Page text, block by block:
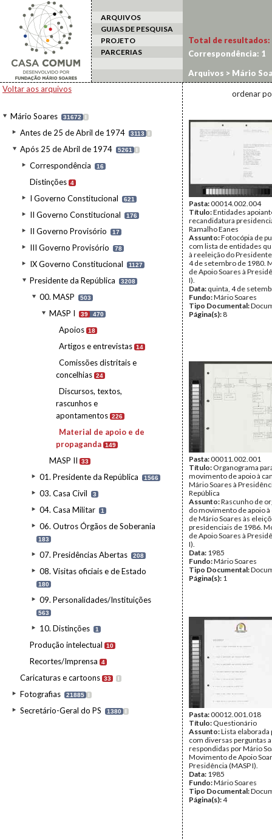
ARQUIVOS
GUIAS DE PESQUISA
PROJETO
PARCERIAS
Voltar aos arquivos
Mário Soares 31672 I
Antes de 25 de Abril de 1974 3113 I
Após 25 de Abril de 1974 5261 I
Correspondência 16
Distinções 4
I Governo Constitucional 621
II Governo Constitucional 176
II Governo Provisório 17
III Governo Provisório 78
IX Governo Constitucional 1127
Presidente da República 3208
00. MASP 503
MASP I 39 470
Apoios 18
Artigos e entrevistas 14
Comissões distritais e
concelhias 24
Discursos, textos,
rascunhos e
apontamentos 226
Material de apoio e de
propaganda 149
MASP II 33
01. Presidente da República 1566
03. Casa Civil 3
04. Casa Militar 1
06. Outros Órgãos de Soberania
183
07. Presidências Abertas 208
08. Visitas oficiais e de Estado
180
09. Personalidades/Instituições
563
10. Distinções 1
Produção intelectual 10
Recortes/Imprensa 4
Caricaturas e cartoons 33 I
Fotografias 21885 I
Secretário-Geral do PS 1380 I
Total de resultados:
Correspondência: 1
Arquivos > Mário
Material de apoio e
ordenar
Pasta:00014.002.004
Título:Entidades
recandidatura
Ramalho Eanes
Assunto:Fotocópia de
com lista de entidades
à reeleição do
4 de setembro de 1980.
de Apoio Soares à
I).
Data: quinta, 4 de
Fundo:Mário Soares
Tipo Documental:
Página(s): 8
Pasta:00011.002.001
Título: Organograma
movimento de apoio à
Mário Soares à
República
Assunto:Rascunho de
do movimento de apoio
de Mário Soares às
presidenciais de 1986.
de Apoio Soares à
I).
Data: 1985
Fundo:Mário Soares
Tipo Documental:
Página(s): 1
Pasta:00012.001.018
Título: Questionário
Assunto:Lista elaborada
com diversas perguntas
respondidas por Mário
Movimento de Apoio
Presidência (MASP I).
Data: 1985
Fundo:Mário Soares
Tipo Documental:
Página(s):4